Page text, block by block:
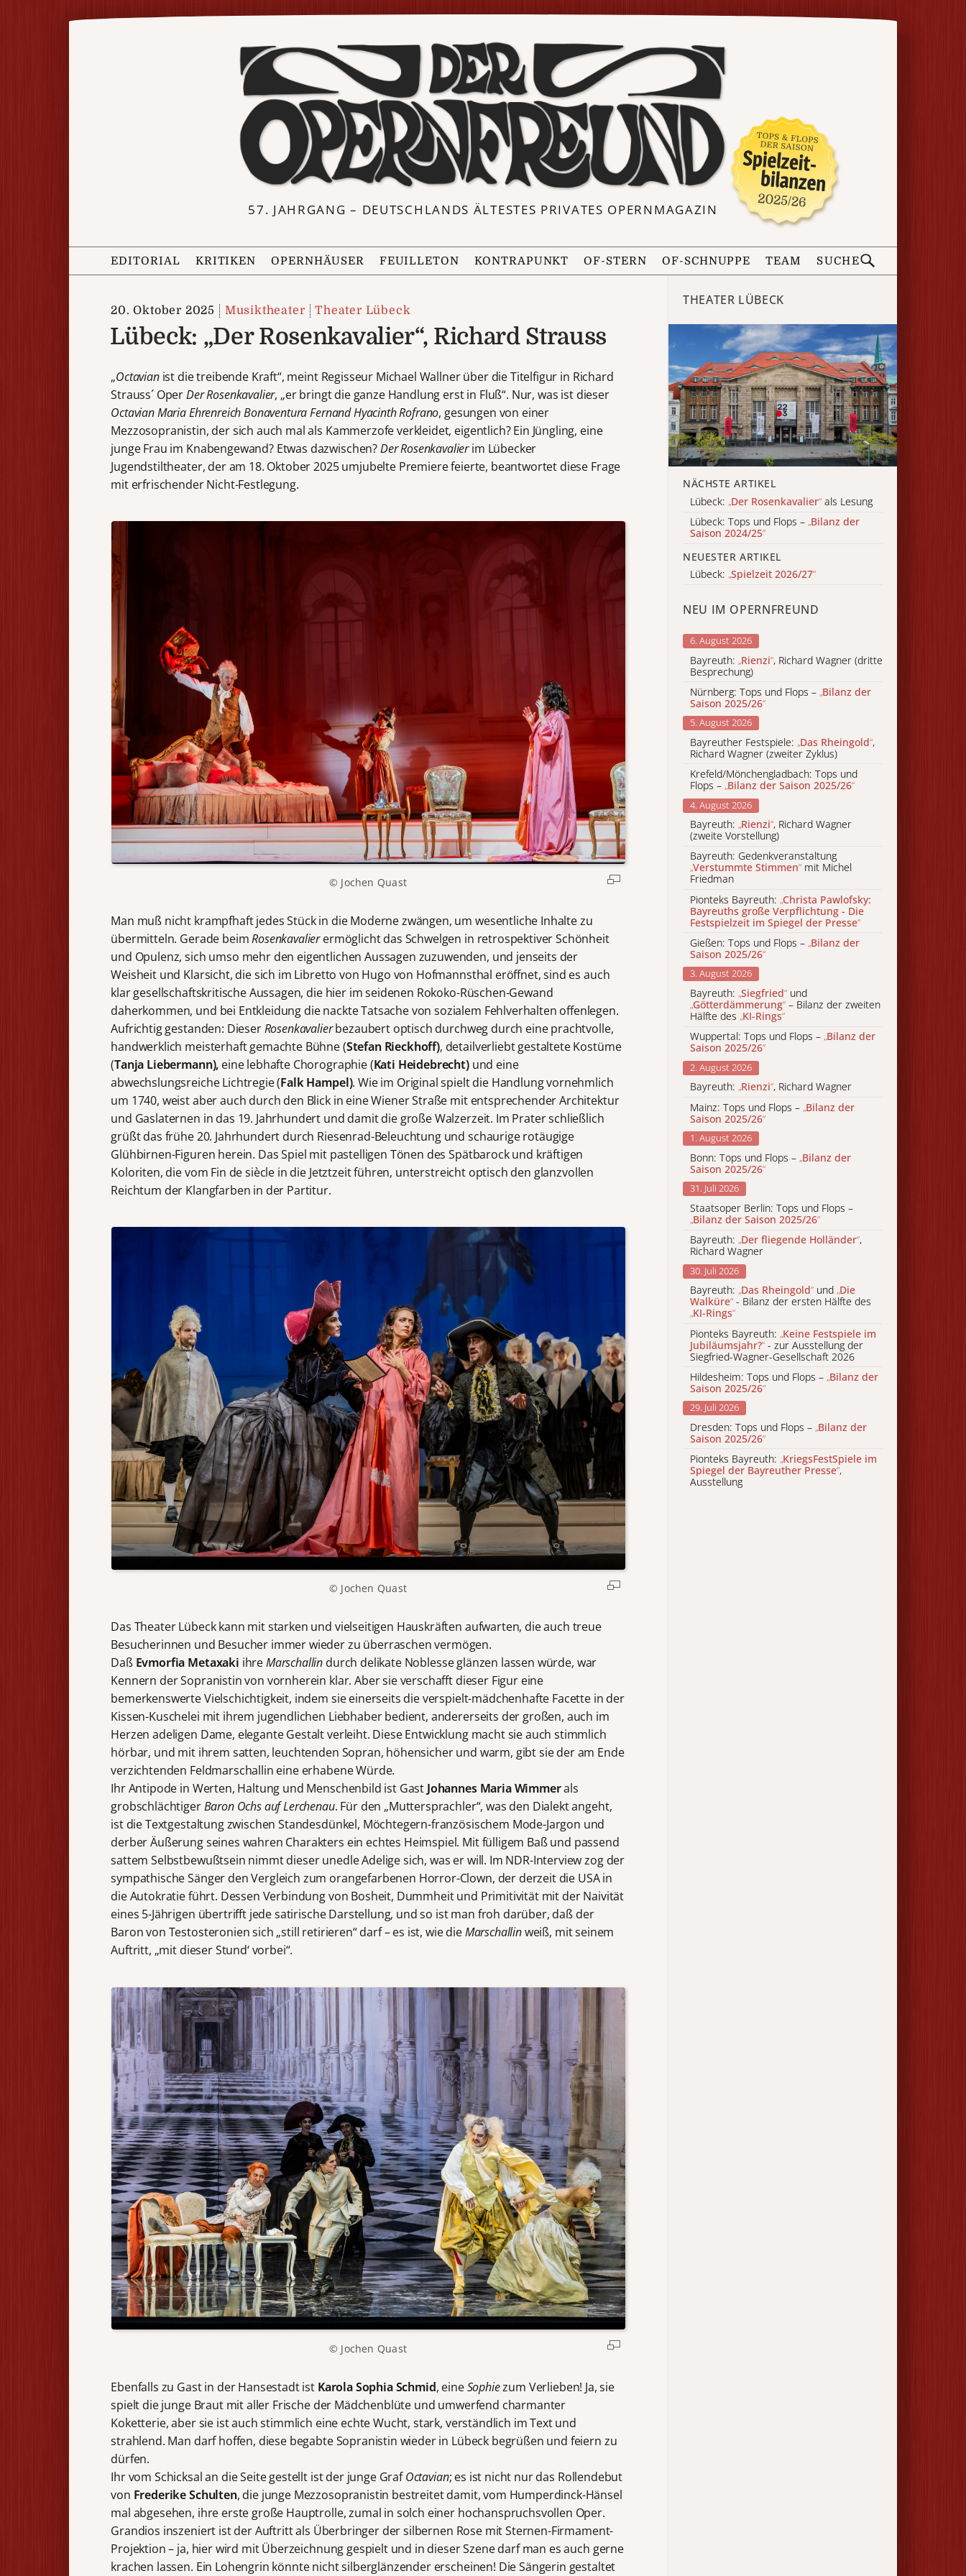
57. JAHRGANG – DEUTSCHLANDS ÄLTESTES PRIVATES OPERNMAGAZIN
EDITORIAL KRITIKEN OPERNHÄUSER FEUILLETON KONTRAPUNKT OF-STERN OF-SCHNUPPE TEAM SUCHE
20. Oktober 2025 Musiktheater Theater Lübeck
Lübeck: „Der Rosenkavalier“, Richard Strauss
„Octavianist die treibende Kraft“, meint Regisseur Michael Wallner über die Titelfigur in Richard
Strauss´ OperDer Rosenkavalier, „er bringt die ganze Handlung erst in Fluß“. Nur, was ist dieser
Octavian Maria Ehrenreich Bonaventura Fernand Hyacinth Rofrano, gesungen von einer
Mezzosopranistin, der sich auch mal als Kammerzofe verkleidet, eigentlich? Ein Jüngling, eine
junge Frau im Knabengewand? Etwas dazwischen?Der Rosenkavalierim Lübecker
Jugendstiltheater, der am 18. Oktober 2025 umjubelte Premiere feierte, beantwortet diese Frage
mit erfrischender Nicht-Festlegung.
© Jochen Quast
Man muß nicht krampfhaft jedes Stück in die Moderne zwängen, um wesentliche Inhalte zu
übermitteln. Gerade beimRosenkavalierermöglicht das Schwelgen in retrospektiver Schönheit
und Opulenz, sich umso mehr den eigentlichen Aussagen zuzuwenden, und jenseits der
Weisheit und Klarsicht, die sich im Libretto von Hugo von Hofmannsthal eröffnet, sind es auch
klar gesellschaftskritische Aussagen, die hier im seidenen Rokoko-Rüschen-Gewand
daherkommen, und bei Entkleidung die nackte Tatsache von sozialem Fehlverhalten offenlegen.
Aufrichtig gestanden: DieserRosenkavalierbezaubert optisch durchweg durch eine prachtvolle,
handwerklich meisterhaft gemachte Bühne (Stefan Rieckhoff), detailverliebt gestaltete Kostüme
(Tanja Liebermann), eine lebhafte Chorographie (Kati Heidebrecht) und eine
abwechslungsreiche Lichtregie (Falk Hampel). Wie im Original spielt die Handlung vornehmlich
um 1740, weist aber auch durch den Blick in eine Wiener Straße mit entsprechender Architektur
und Gaslaternen in das 19. Jahrhundert und damit die große Walzerzeit. Im Prater schließlich
grüßt das frühe 20. Jahrhundert durch Riesenrad-Beleuchtung und schaurige rotäugige
Glühbirnen-Figuren herein. Das Spiel mit pastelligen Tönen des Spätbarock und kräftigen
Koloriten, die vom Fin de siècle in die Jetztzeit führen, unterstreicht optisch den glanzvollen
Reichtum der Klangfarben in der Partitur.
© Jochen Quast
Das Theater Lübeck kann mit starken und vielseitigen Hauskräften aufwarten, die auch treue
Besucherinnen und Besucher immer wieder zu überraschen vermögen.
Daß Evmorfia Metaxaki ihreMarschallin durch delikate Noblesse glänzen lassen würde, war
Kennern der Sopranistin von vornherein klar. Aber sie verschafft dieser Figur eine
bemerkenswerte Vielschichtigkeit, indem sie einerseits die verspielt-mädchenhafte Facette in der
Kissen-Kuschelei mit ihrem jugendlichen Liebhaber bedient, andererseits der großen, auch im
Herzen adeligen Dame, elegante Gestalt verleiht. Diese Entwicklung macht sie auch stimmlich
hörbar, und mit ihrem satten, leuchtenden Sopran, höhensicher und warm, gibt sie der am Ende
verzichtenden Feldmarschallin eine erhabene Würde.
Ihr Antipode in Werten, Haltung und Menschenbild ist Gast Johannes Maria Wimmerals
grobschlächtigerBaron Ochs auf Lerchenau. Für den „Muttersprachler“, was den Dialekt angeht,
ist die Textgestaltung zwischen Standesdünkel, Möchtegern-französischem Mode-Jargon und
derber Äußerung seines wahren Charakters ein echtes Heimspiel. Mit fülligem Baß und passend
sattem Selbstbewußtsein nimmt dieser unedle Adelige sich, was er will. Im NDR-Interview zog der
sympathische Sänger den Vergleich zum orangefarbenen Horror-Clown, der derzeit die USA in
die Autokratie führt. Dessen Verbindung von Bosheit, Dummheit und Primitivität mit der Naivität
eines 5-Jährigen übertrifft jede satirische Darstellung, und so ist man froh darüber, daß der
Baron von Testosteronien sich „still retirieren“ darf – es ist, wie dieMarschallinweiß, mit seinem
Auftritt, „mit dieser Stund‘ vorbei“.
© Jochen Quast
Ebenfalls zu Gast in der Hansestadt ist Karola Sophia Schmid, eineSophiezum Verlieben! Ja, sie
spielt die junge Braut mit aller Frische der Mädchenblüte und umwerfend charmanter
Koketterie, aber sie ist auch stimmlich eine echte Wucht, stark, verständlich im Text und
strahlend. Man darf hoffen, diese begabte Sopranistin wieder in Lübeck begrüßen und feiern zu
dürfen.
Ihr vom Schicksal an die Seite gestellt ist der junge GrafOctavian; es ist nicht nur das Rollendebut
von Frederike Schulten, die junge Mezzosopranistin bestreitet damit, vom Humperdinck-Hänsel
mal abgesehen, ihre erste große Hauptrolle, zumal in solch einer hochanspruchsvollen Oper.
Grandios inszeniert ist der Auftritt als Überbringer der silbernen Rose mit Sternen-Firmament-
Projektion – ja, hier wird mit Überzeichnung gespielt und in dieser Szene darf man es auch gerne
krachen lassen. Ein Lohengrin könnte nicht silberglänzender erscheinen! Die Sängerin gestaltet
THEATER LÜBECK
NÄCHSTE ARTIKEL
Lübeck: „Der Rosenkavalier“ als Lesung
Lübeck: Tops und Flops – „Bilanz der
Saison 2024/25“
NEUESTER ARTIKEL
Lübeck: „Spielzeit 2026/27“
NEU IM OPERNFREUND
6. August 2026
Bayreuth: „Rienzi“, Richard Wagner (dritte
Besprechung)
Nürnberg: Tops und Flops – „Bilanz der
Saison 2025/26“
5. August 2026
Bayreuther Festspiele: „Das Rheingold“,
Richard Wagner (zweiter Zyklus)
Krefeld/Mönchengladbach: Tops und
Flops – „Bilanz der Saison 2025/26“
4. August 2026
Bayreuth: „Rienzi“, Richard Wagner
(zweite Vorstellung)
Bayreuth: Gedenkveranstaltung
„Verstummte Stimmen“ mit Michel
Friedman
Pionteks Bayreuth: „Christa Pawlofsky:
Bayreuths große Verpflichtung - Die
Festspielzeit im Spiegel der Presse“
Gießen: Tops und Flops – „Bilanz der
Saison 2025/26“
3. August 2026
Bayreuth: „Siegfried“ und
„Götterdämmerung“ – Bilanz der zweiten
Hälfte des „KI-Rings“
Wuppertal: Tops und Flops – „Bilanz der
Saison 2025/26“
2. August 2026
Bayreuth: „Rienzi“, Richard Wagner
Mainz: Tops und Flops – „Bilanz der
Saison 2025/26“
1. August 2026
Bonn: Tops und Flops – „Bilanz der
Saison 2025/26“
31. Juli 2026
Staatsoper Berlin: Tops und Flops –
„Bilanz der Saison 2025/26“
Bayreuth: „Der fliegende Holländer“,
Richard Wagner
30. Juli 2026
Bayreuth: „Das Rheingold“ und „Die
Walküre“ - Bilanz der ersten Hälfte des
„KI-Rings“
Pionteks Bayreuth: „Keine Festspiele im
Jubiläumsjahr?“ - zur Ausstellung der
Siegfried-Wagner-Gesellschaft 2026
Hildesheim: Tops und Flops – „Bilanz der
Saison 2025/26“
29. Juli 2026
Dresden: Tops und Flops – „Bilanz der
Saison 2025/26“
Pionteks Bayreuth: „KriegsFestSpiele im
Spiegel der Bayreuther Presse“,
Ausstellung